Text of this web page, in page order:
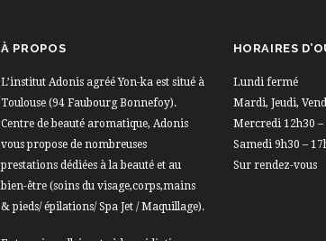
À PROPOS
L’institut Adonis agréé Yon-ka est situé à
Toulouse (94 Faubourg Bonnefoy).
Centre de beauté aromatique, Adonis
vous propose de nombreuses
prestations dédiées à la beauté et au
bien-être (soins du visage,corps,mains
& pieds/ épilations/ Spa Jet / Maquillage).
HORAIRES
Lundi fermé
Mardi, Jeudi,
Mercredi 12h30 –
Samedi 9h30 –
Sur rendez-vous